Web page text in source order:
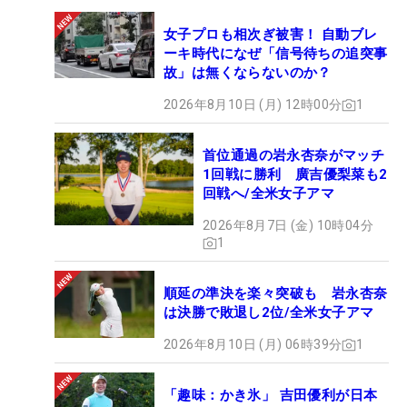
日本女子プロゴルフ協会（JLPGA）のデータによる
と、今季前半戦でQTからの本戦出場者が最も少なか
ったのが開幕戦「ダイキンオーキッドレディス」と
フトーナメント」で、最終的にQT35位までの選手
が出場した。続いて、3戦目の「Tポイント×ENEOS
ゴルフトーナメント」と4月「パナソニックオープ
ンレディース」が37位。これを踏まえると、“QTラ
ンク35位以内”というのがひとつの目安となりそう
とはいえ、出場人数が120人と多い一方で、主催者
推薦枠がないメジャー大会「ワールドレディスチャ
ンピオンシップ サロンパスカップ」にはQTランク
58位までが出場し、これがQTからの選手が最も多
く出場できた試合だった。4日間大会の「宮里藍 サ
女子プロも相次ぎ被害！ 自動ブレ
ーキ時代になぜ「信号待ちの追突事
故」は無くならないのか？
2026年8月10日 (月) 12時00分 1
首位通過の岩永杏奈がマッチ
1回戦に勝利 廣吉優梨菜も2
回戦へ/全米女子アマ
2026年8月7日 (金) 10時04分
1
順延の準決を楽々突破も 岩永杏奈
は決勝で敗退し2位/全米女子アマ
2026年8月10日 (月) 06時39分 1
「趣味：かき氷」 吉田優利が日本